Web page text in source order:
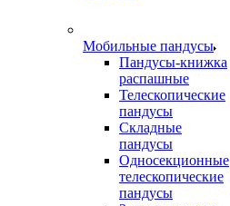
Мобильные пандусы
Пандусы-книжка
распашные
Телескопические
пандусы
Складные
пандусы
Односекционные
телескопические
пандусы